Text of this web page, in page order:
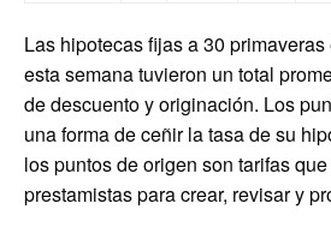
Las hipotecas fijas a 30
esta semana tuvieron un total
de descuento y originación. Los
una forma de ceñir la tasa de su
los puntos de origen son tarifas
prestamistas para crear, revisar y